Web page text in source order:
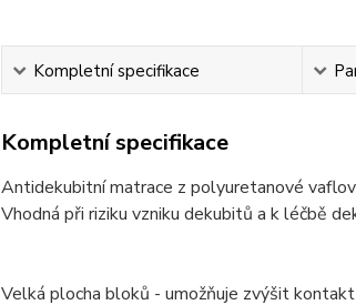
Kompletní specifikace
Kompletní specifikace
Antidekubitní matrace z polyuretanové
Vhodná při riziku vzniku dekubitů a k léčbě
Velká plocha bloků - umožňuje zvýšit